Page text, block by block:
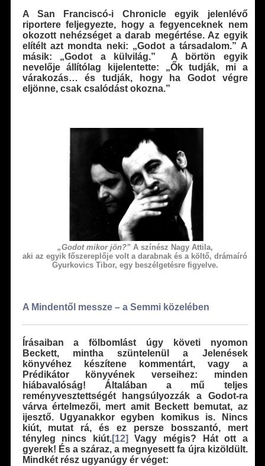
A San Franciscó-i Chronicle egyik jelenlévő
riportere feljegyez­te, hogy a fegyenceknek nem
okozott nehézséget a darab megérté­se. Az egyik
elítélt azt mondta neki: „Godot a társadalom.” A
má­sik: „Godot a külvilág.”
A börtön egyik
nevelője állítólag kijelentette: „Ők tudják, mi a
várakozás… és tudják, hogy ha Godot végre
eljönne, csak csalódást okozna.”
„Godot mikor jön?”A színész Nagy Attila,
aki az egyik főszereplője volt a darabnak és a költő, drámaíró
Gyurkovics Tibor, egy beszélgetésre figyelve.
A Mindentől messze – a Semmi közelében
Írásaiban a fölbomlást úgy követi nyomon
Beckett, mintha szüntelenül a Jelenések
könyvéhez készítene kommentárt, vagy a
Prédikátor könyvének verseihez: minden
hiábavalóság! Általában a mű teljes
reményvesztettségét hangsúlyozzák a Godot-ra
várva értelmezői, mert amit Beckett bemutat, az
ijesztő. Ugyanakkor egyben komikus is. Nincs
kiút, mutat rá, és ez persze bosszantó, mert
tényleg nincs kiút.[12]
Vagy mégis? Hát ott a
gyerek! És a száraz, a megnyesett fa újra kizöldült.
Mindkét rész ugyanúgy ér véget: